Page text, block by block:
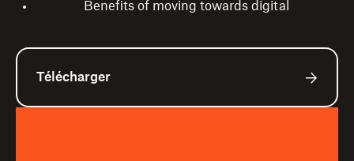
Benefits of moving towards digital
Télécharger